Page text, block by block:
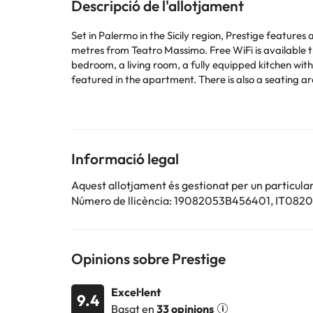
Descripció de l'allotjament
Set in Palermo in the Sicily region, Prestige
metres from Teatro Massimo. Free WiFi is available throughout the
bedroom, a living room, a fully equipped kitchen
featured in the apartment. There is also a seating area and a fireplace. Popular points of interest near the apartment
per part de l'allotjament. Si tens dubtes, contacta'ns.
Informació legal
Aquest allotjament és gestionat per un
Número de llicència: 19082053B456401,
Opinions sobre Prestige
9.4
Excel·lent
Basat en 33 opinions